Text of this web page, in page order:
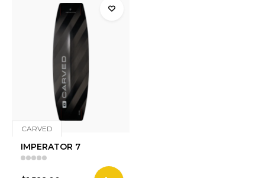
CARVED
IMPERATOR 7